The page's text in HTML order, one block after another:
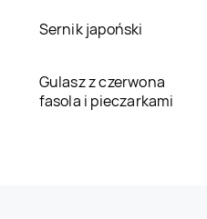
Sernik japoński
Gulasz z czerwona
fasola i pieczarkami